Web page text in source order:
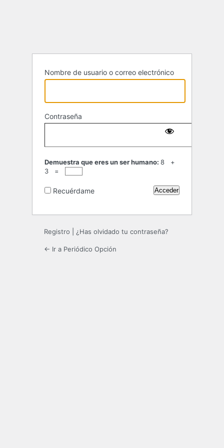
Nombre de usuario o correo electrónico
Contraseña
Demuestra que eres un ser humano: 8 +
3 =
Recuérdame
Registro ¿Has olvidado tu contraseña?
← Ir a Periódico Opción